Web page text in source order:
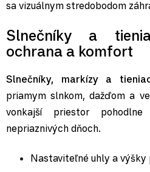
sa vizuálnym stredobodom
Slnečníky a
ochrana a komfort
Slnečníky, markízy a
priamym slnkom, dažďom a
vonkajší priestor
nepriaznivých dňoch.
Nastaviteľné uhly a